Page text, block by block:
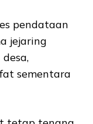
pendataan
jejaring
sementara